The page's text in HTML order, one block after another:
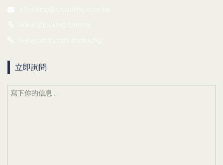
立即詢問